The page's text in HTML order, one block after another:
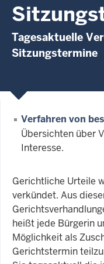
Tagesaktuelle
Sitzungstermine
Verfahren von
Übersichten über
Interesse.
Gerichtliche Urteile
verkündet. Aus
heißt jede Bürgerin
Möglichkeit als
Gerichtstermin